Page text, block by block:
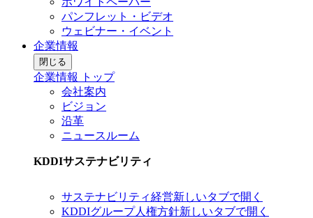
パンフレット・ビデオ
ウェビナー・イベント
企業情報
閉じる
企業情報 トップ
会社案内
ビジョン
沿革
ニュースルーム
KDDIサステナビリティ
サステナビリティ経営新しいタブで開く
KDDIグループ人権方針新しいタブで開く